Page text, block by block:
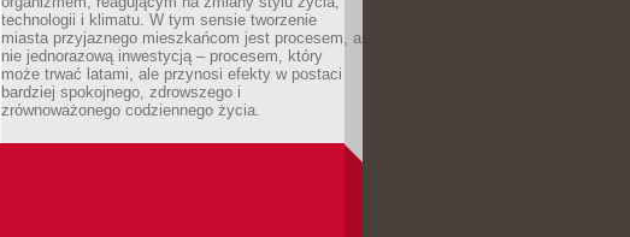
technologii i klimatu. W tym sensie tworzenie
miasta przyjaznego mieszkańcom jest procesem, a
nie jednorazową inwestycją – procesem, który
może trwać latami, ale przynosi efekty w postaci
bardziej spokojnego, zdrowszego i
zrównoważonego codziennego życia.